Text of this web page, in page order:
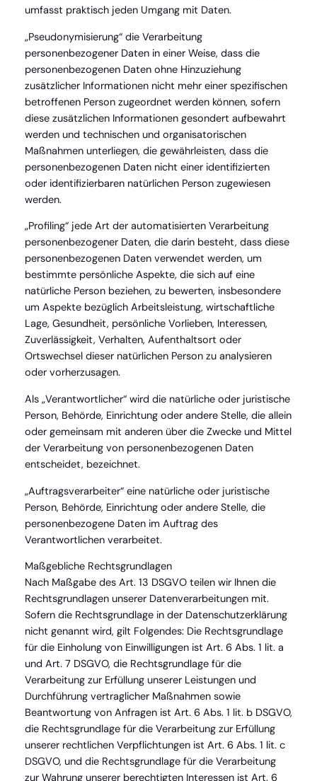
umfasst praktisch jeden Umgang mit Daten.
„Pseudonymisierung“ die Verarbeitung
personenbezogener Daten in einer Weise, dass die
personenbezogenen Daten ohne Hinzuziehung
zusätzlicher Informationen nicht mehr einer spezifischen
betroffenen Person zugeordnet werden können, sofern
diese zusätzlichen Informationen gesondert aufbewahrt
werden und technischen und organisatorischen
Maßnahmen unterliegen, die gewährleisten, dass die
personenbezogenen Daten nicht einer identifizierten
oder identifizierbaren natürlichen Person zugewiesen
werden.
„Profiling“ jede Art der automatisierten Verarbeitung
personenbezogener Daten, die darin besteht, dass diese
personenbezogenen Daten verwendet werden, um
bestimmte persönliche Aspekte, die sich auf eine
natürliche Person beziehen, zu bewerten, insbesondere
um Aspekte bezüglich Arbeitsleistung, wirtschaftliche
Lage, Gesundheit, persönliche Vorlieben, Interessen,
Zuverlässigkeit, Verhalten, Aufenthaltsort oder
Ortswechsel dieser natürlichen Person zu analysieren
oder vorherzusagen.
Als „Verantwortlicher“ wird die natürliche oder juristische
Person, Behörde, Einrichtung oder andere Stelle, die allein
oder gemeinsam mit anderen über die Zwecke und Mittel
der Verarbeitung von personenbezogenen Daten
entscheidet, bezeichnet.
„Auftragsverarbeiter“ eine natürliche oder juristische
Person, Behörde, Einrichtung oder andere Stelle, die
personenbezogene Daten im Auftrag des
Verantwortlichen verarbeitet.
Maßgebliche Rechtsgrundlagen
Nach Maßgabe des Art. 13 DSGVO teilen wir Ihnen die
Rechtsgrundlagen unserer Datenverarbeitungen mit.
Sofern die Rechtsgrundlage in der Datenschutzerklärung
nicht genannt wird, gilt Folgendes: Die Rechtsgrundlage
für die Einholung von Einwilligungen ist Art. 6 Abs. 1 lit. a
und Art. 7 DSGVO, die Rechtsgrundlage für die
Verarbeitung zur Erfüllung unserer Leistungen und
Durchführung vertraglicher Maßnahmen sowie
Beantwortung von Anfragen ist Art. 6 Abs. 1 lit. b DSGVO,
die Rechtsgrundlage für die Verarbeitung zur Erfüllung
unserer rechtlichen Verpflichtungen ist Art. 6 Abs. 1 lit. c
DSGVO, und die Rechtsgrundlage für die Verarbeitung
zur Wahrung unserer berechtigten Interessen ist Art. 6